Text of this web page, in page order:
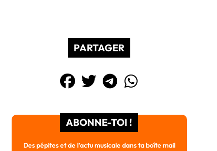
PARTAGER
ABONNE-TOI !
Des pépites et de l’actu musicale dans ta boîte mail